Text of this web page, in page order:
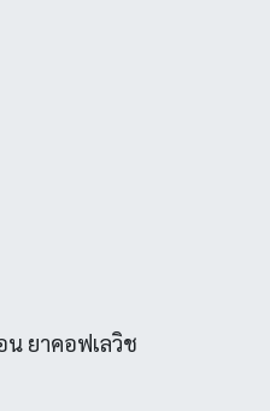
ยาคอฟเลวิช